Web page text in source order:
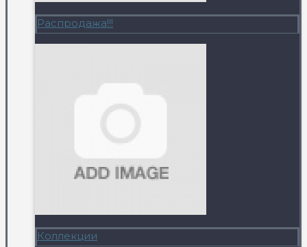
Распродажа!!!
Коллекции